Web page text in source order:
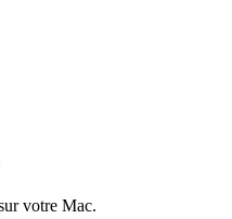
votre Mac.